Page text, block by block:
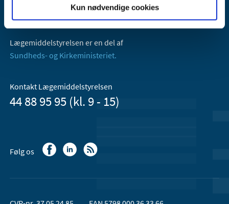
Kun nødvendige cookies
2300 København S
Email:dkma@dkma.dk
Lægemiddelstyrelsen er en del af
Sundheds- og Kirkeministeriet.
Kontakt Lægemiddelstyrelsen
44 88 95 95 (kl. 9 - 15)
Følg os